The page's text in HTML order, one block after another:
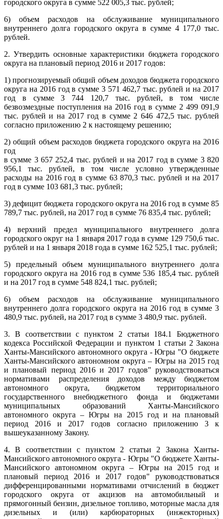
городского округа в сумме 522 005,3 тыс. рублей;
6) объем расходов на обслуживание муниципального
внутреннего долга городского округа в сумме 4 177,0 тыс.
рублей.
2. Утвердить основные характеристики бюджета городского
округа на плановый период 2016 и 2017 годов:
1) прогнозируемый общий объем доходов бюджета городского
округа на 2016 год в сумме 3 571 462,7 тыс. рублей и на 2017
год в сумме 3 744 120,7 тыс. рублей, в том числе
безвозмездные поступления на 2016 год в сумме 2 499 091,9
тыс. рублей и на 2017 год в сумме 2 646 472,5 тыс. рублей
согласно приложению 2 к настоящему решению;
2) общий объем расходов бюджета городского округа на 2016
год
в сумме 3 657 252,4 тыс. рублей и на 2017 год в сумме 3 820
956,1 тыс. рублей, в том числе условно утвержденные
расходы на 2016 год в сумме 63 870,3 тыс. рублей и на 2017
год в сумме 103 681,3 тыс. рублей;
3) дефицит бюджета городского округа на 2016 год в сумме 85
789,7 тыс. рублей, на 2017 год в сумме 76 835,4 тыс. рублей;
4) верхний предел муниципального внутреннего долга
городского округ на 1 января 2017 года в сумме 129 750,6 тыс.
рублей и на 1 января 2018 года в сумме 162 525,1 тыс. рублей;
5) предельный объем муниципального внутреннего долга
городского округа на 2016 год в сумме 536 185,4 тыс. рублей
и на 2017 год в сумме 548 824,1 тыс. рублей;
6) объем расходов на обслуживание муниципального
внутреннего долга городского округа на 2016 год в сумме 3
480,9 тыс. рублей, на 2017 год в сумме 3 480,9 тыс. рублей.
3. В соответствии с пунктом 2 статьи 184.1 Бюджетного
кодекса Российской Федерации и пунктом 1 статьи 2 Закона
Ханты-Мансийского автономного округа - Югры "О бюджете
Ханты-Мансийского автономном округа – Югры на 2015 год
и плановый период 2016 и 2017 годов" руководствоваться
нормативами распределения доходов между бюджетом
автономного округа, бюджетом территориального
государственного внебюджетного фонда и бюджетами
муниципальных образований Ханты-Мансийского
автономного округа – Югры на 2015 год и на плановый
период 2016 и 2017 годов согласно приложению 3 к
вышеуказанному Закону.
4. В соответствии с пунктом 2 статьи 2 Закона Ханты-
Мансийского автономного округа - Югры "О бюджете Ханты-
Мансийского автономном округа – Югры на 2015 год и
плановый период 2016 и 2017 годов" руководствоваться
дифференцированными нормативами отчислений в бюджет
городского округа от акцизов на автомобильный и
прямогонный бензин, дизельное топливо, моторные масла для
дизельных и (или) карбюраторных (инжекторных)